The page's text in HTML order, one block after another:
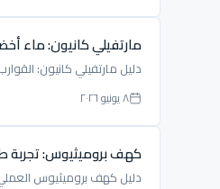
مارتفيلي كانيون: ماء
دليل مارتفيلي كانيون:
٨ يونيو ٢٠٢٦
كهف بروميثيوس: تجربة
دليل كهف بروميثيوس